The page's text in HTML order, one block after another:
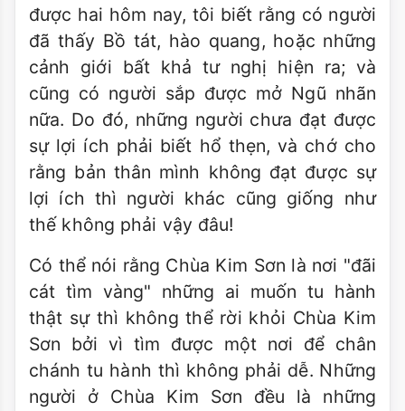
được hai hôm nay, tôi biết rằng có người
đã thấy Bồ tát, hào quang, hoặc những
cảnh giới bất khả tư nghị hiện ra; và
cũng có người sắp được mở Ngũ nhãn
nữa. Do đó, những người chưa đạt được
sự lợi ích phải biết hổ thẹn, và chớ cho
rằng bản thân mình không đạt được sự
lợi ích thì người khác cũng giống như
thế không phải vậy đâu!
Có thể nói rằng Chùa Kim Sơn là nơi "đãi
cát tìm vàng" những ai muốn tu hành
thật sự thì không thể rời khỏi Chùa Kim
Sơn bởi vì tìm được một nơi để chân
chánh tu hành thì không phải dễ. Những
người ở Chùa Kim Sơn đều là những